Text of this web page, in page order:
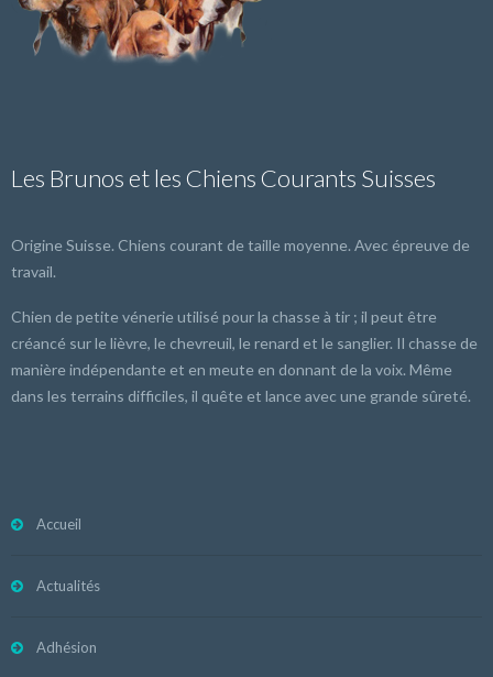
Les Brunos et les Chiens Courants Suisses
Origine Suisse. Chiens courant de taille moyenne. Avec épreuve de
travail.
Chien de petite vénerie utilisé pour la chasse à tir ; il peut être
créancé sur le lièvre, le chevreuil, le renard et le sanglier. Il chasse de
manière indépendante et en meute en donnant de la voix. Même
dans les terrains difficiles, il quête et lance avec une grande sûreté.
Accueil
Actualités
Adhésion